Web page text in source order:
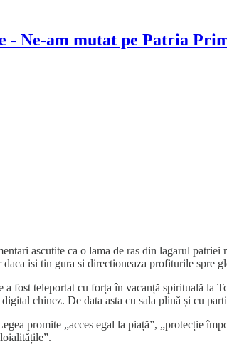
- Ne-am mutat pe Patria
ascutite ca o lama de ras din lagarul
isi tin gura si directioneaza profiturile spre
fost teleportat cu forța în vacanță spirituală la
chinez. De data asta cu sala plină și cu
promite „acces egal la piață”, „protecție